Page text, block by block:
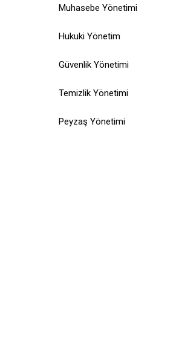
Muhasebe Yönetimi
Hukuki Yönetim
Güvenlik Yönetimi
Temizlik Yönetimi
Peyzaş Yönetimi